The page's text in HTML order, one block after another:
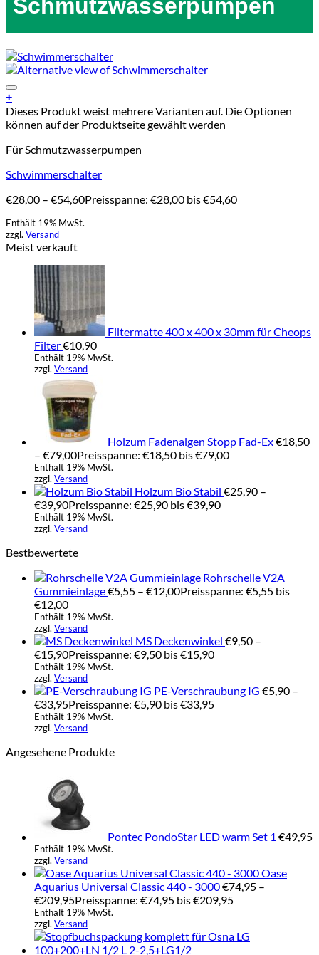
Schmutzwasserpumpen
+
Dieses Produkt weist mehrere Varianten auf. Die Optionen
können auf der Produktseite gewählt werden
Für Schmutzwasserpumpen
Schwimmerschalter
€28,00 – €54,60Preisspanne: €28,00 bis €54,60
Enthält 19% MwSt.
zzgl. Versand
Meist verkauft
Filtermatte 400 x 400 x 30mm für Cheops
Filter€10,90
Enthält 19% MwSt.
zzgl. Versand
Holzum Fadenalgen Stopp Fad-Ex€18,50
– €79,00Preisspanne: €18,50 bis €79,00
Enthält 19% MwSt.
zzgl. Versand
Holzum Bio Stabil €25,90 –
€39,90Preisspanne: €25,90 bis €39,90
Enthält 19% MwSt.
zzgl. Versand
Bestbewertete
Rohrschelle V2A
Gummieinlage€5,55 – €12,00Preisspanne: €5,55 bis
€12,00
Enthält 19% MwSt.
zzgl. Versand
MS Deckenwinkel €9,50 –
€15,90Preisspanne: €9,50 bis €15,90
Enthält 19% MwSt.
zzgl. Versand
PE-Verschraubung IG €5,90 –
€33,95Preisspanne: €5,90 bis €33,95
Enthält 19% MwSt.
zzgl. Versand
Angesehene Produkte
Pontec PondoStar LED warm Set 1 €49,95
Enthält 19% MwSt.
zzgl. Versand
Oase
Aquarius Universal Classic 440 - 3000€74,95 –
€209,95Preisspanne: €74,95 bis €209,95
Enthält 19% MwSt.
zzgl. Versand